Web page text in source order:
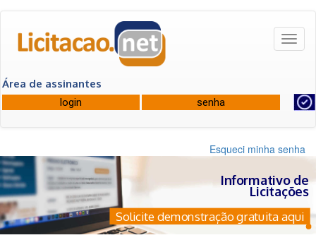
Área de assinantes
Esqueci minha senha
Informativo de
Licitações
Solicite demonstração gratuita aqui